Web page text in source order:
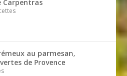
Carpentras
au parmesan,
de Provence